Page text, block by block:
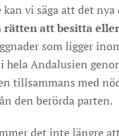
vi säga att det nya
rätten att besitta
som ligger
hela Andalusien
tillsammans med
den berörda parten.
det inte längre